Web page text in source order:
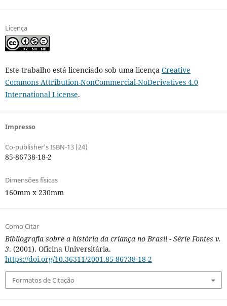
Licença
Este trabalho está licenciado sob uma licença Creative
Commons Attribution-NonCommercial-NoDerivatives 4.0
International License.
Impresso
Co-publisher's ISBN-13 (24)
85-86738-18-2
Dimensões físicas
160mm x 230mm
Como Citar
Bibliografia sobre a história da criança no Brasil - Série Fontes v.
3. (2001). Oficina Universitária.
https://doi.org/10.36311/2001.85-86738-18-2
Formatos de Citação